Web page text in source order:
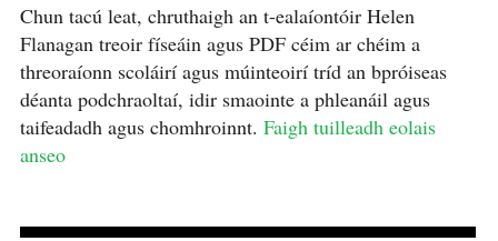
Chun tacú leat, chruthaigh an t-ealaíontóir Helen
Flanagan treoir físeáin agus PDF céim ar chéim a
threoraíonn scoláirí agus múinteoirí tríd an bpróiseas
déanta podchraoltaí, idir smaointe a phleanáil agus
taifeadadh agus chomhroinnt. Faigh tuilleadh eolais
anseo